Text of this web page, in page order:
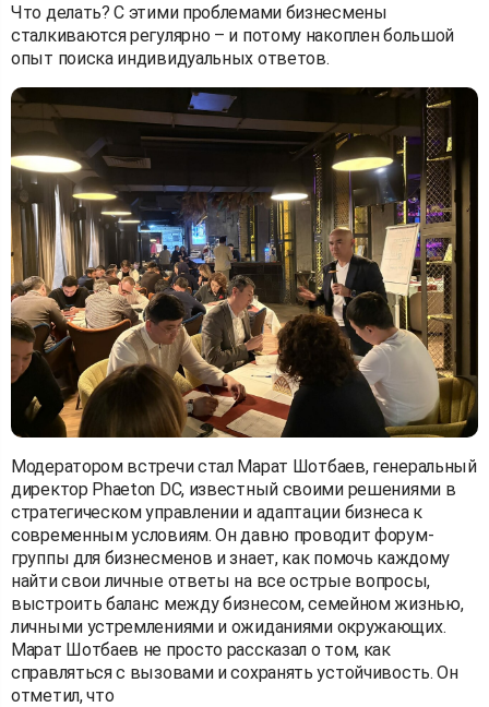
Что делать? С этими проблемами бизнесмены
сталкиваются регулярно – и потому накоплен большой
опыт поиска индивидуальных ответов.
Модератором встречи стал Марат Шотбаев, генеральный
директор Phaeton DC, известный своими решениями в
стратегическом управлении и адаптации бизнеса к
современным условиям. Он давно проводит форум-
группы для бизнесменов и знает, как помочь каждому
найти свои личные ответы на все острые вопросы,
выстроить баланс между бизнесом, семейном жизнью,
личными устремлениями и ожиданиями окружающих.
Марат Шотбаев не просто рассказал о том, как
справляться с вызовами и сохранять устойчивость. Он
отметил, что